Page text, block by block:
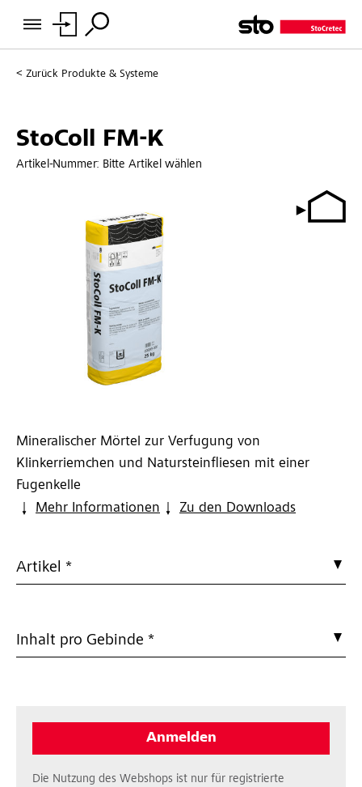
Zurück Produkte & Systeme
StoColl FM-K
Artikel-Nummer: Bitte Artikel wählen
Mineralischer Mörtel zur Verfugung von
Klinkerriemchen und Natursteinfliesen mit einer
Fugenkelle
Mehr Informationen
Zu den Downloads
Artikel *
Inhalt pro Gebinde *
Anmelden
Die Nutzung des Webshops ist nur für registrierte